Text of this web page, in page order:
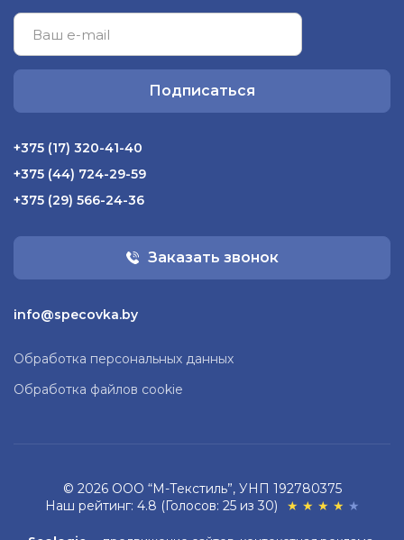
Подписаться
+375 (17) 320-41-40
+375 (44) 724-29-59
+375 (29) 566-24-36
Заказать звонок
info@specovka.by
Обработка персональных данных
Обработка файлов cookie
© 2026 ООО “М-Текстиль”, УНП 192780375
Наш рейтинг: 4.8 (Голосов: 25 из 30)
★ ★ ★ ★ ★